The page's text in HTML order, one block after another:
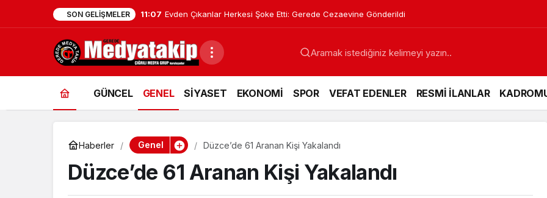
SON GELIŞMELER 11:07 Evden Çıkanlar Herkesi Şoke Etti: Gerede Cezaevine Gönderildi
GÜNCEL GENEL SİYASET EKONOMİ SPOR VEFAT EDENLER RESMİ İLANLAR
Haberler Genel Düzce’de 61 Aranan Kişi Yakalandı
Düzce’de 61 Aranan Kişi Yakalandı